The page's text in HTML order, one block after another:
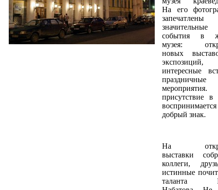
На его
значительные
события в
музея:
новых
экспозиций,
интересные
праздничные
присутствие в
добрый знак.
На
выставки
коллеги,
истинные
таланта